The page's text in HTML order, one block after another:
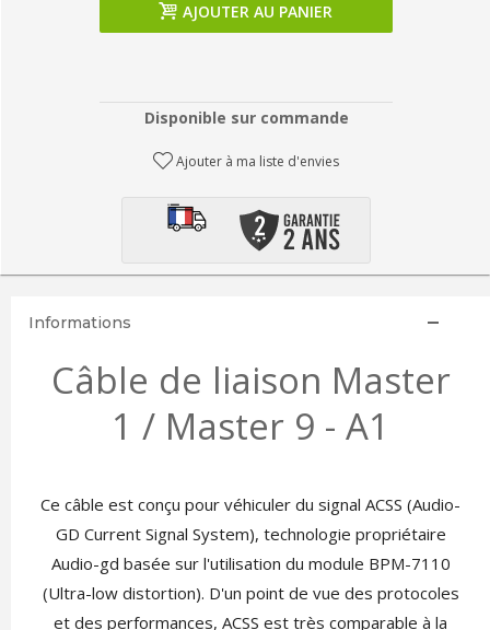
AJOUTER AU PANIER
Disponible sur commande
Ajouter à ma liste d'envies
Informations
Câble de liaison Master
1 / Master 9 - A1
Ce câble est conçu pour véhiculer du signal ACSS (Audio-
GD Current Signal System), technologie propriétaire
Audio-gd basée sur l'utilisation du module BPM-7110
(Ultra-low distortion). D'un point de vue des protocoles
et des performances, ACSS est très comparable à la